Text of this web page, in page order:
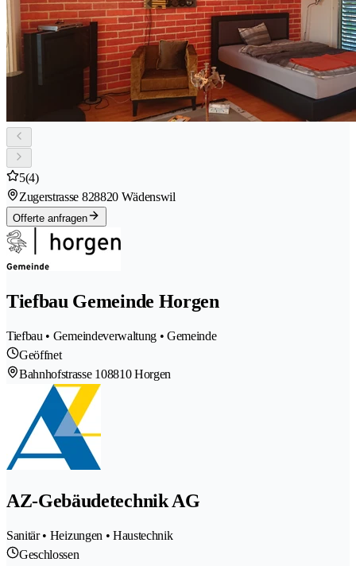
5(4)
Zugerstrasse 828820 Wädenswil
Offerte anfragen
Tiefbau Gemeinde Horgen
Tiefbau • Gemeindeverwaltung • Gemeinde
Geöffnet
Bahnhofstrasse 108810 Horgen
AZ-Gebäudetechnik AG
Sanitär • Heizungen • Haustechnik
Geschlossen